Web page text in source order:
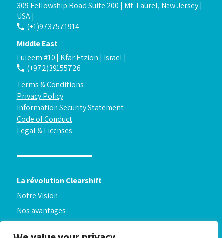
309 Fellowship Road Suite 200 | Mt. Laurel, New Jersey |
USA |
(+1)9737571914
Middle East
Luleem #10 | Kfar Etzion | Israel |
(+972)39155726
Terms & Conditions
Privacy Policy
Information Security Statement
Code of Conduct
Legal & Licenses
La révolution Clearshift
Notre Vision
Nos avantages